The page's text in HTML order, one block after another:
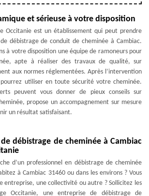
et sérieuse à votre disposition
Occitanie est un établissement qui peut prendre
débistrage de conduit de cheminée à Cambiac.
à votre disposition une équipe de ramoneurs pour
apte à réaliser des travaux de qualité, sur
aux normes réglementées. Après l’intervention
utiliser en toute sécurité votre cheminée.
peuvent vous donner de pieux conseils sur
propose un accompagnement sur mesure
un résultat satisfaisant.
débistrage de cheminée à Cambiac
d’un professionnel en débistrage de cheminée
à Cambiac 31460 ou dans les environs ? Vous
entreprise, une collectivité ou autre ? Sollicitez les
Occitanie, une entreprise de débistrage de